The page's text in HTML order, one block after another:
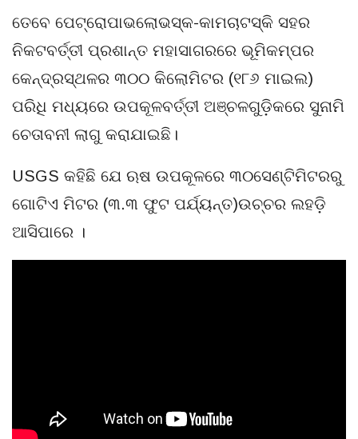
ତେବେ ପେଟ୍ରୋପାଭଲୋଭସ୍କ-କାମଚାଟସ୍କି ସହର
ନିକଟବର୍ତ୍ତୀ ପ୍ରଶାନ୍ତ ମହାସାଗରରେ ଭୂମିକମ୍ପର
କେନ୍ଦ୍ରସ୍ଥଳର ୩୦୦ କିଲୋମିଟର (୧୮୬ ମାଇଲ)
ପରିଧି ମଧ୍ୟରେ ଉପକୂଳବର୍ତ୍ତୀ ଅଞ୍ଚଳଗୁଡ଼ିକରେ ସୁନାମି
ଚେତାବନୀ ଲାଗୁ କରାଯାଇଛି।
USGS କହିଛି ଯେ ଋଷ ଉପକୂଳରେ ୩୦ସେଣ୍ଟିମିଟରରୁ
ଗୋଟିଏ ମିଟର (୩.୩ ଫୁଟ ପର୍ଯ୍ୟନ୍ତ)ଉଚ୍ଚର ଲହଡ଼ି
ଆସିପାରେ ।